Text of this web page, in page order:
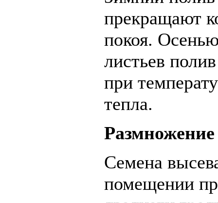
прекращают
покоя.
листьев
при
тепла.
Семена
помещении